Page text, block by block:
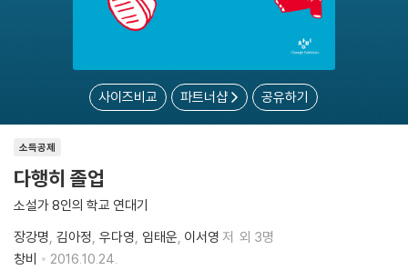
사이즈비교 파트너샵 공유하기
소득공제
다행히 졸업
소설가 8인의 학교 연대기
장강명 김아정 우다영 임태운 이서영 저 외 3명
창비
2016.10.24.